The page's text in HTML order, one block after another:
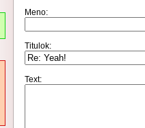
Meno:
Titulok:
Text: